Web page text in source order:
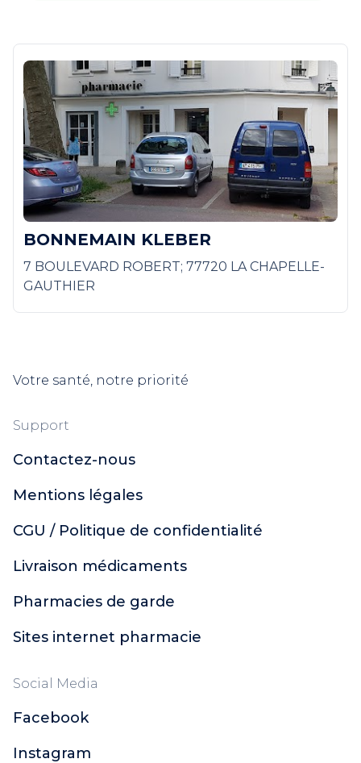
BONNEMAIN KLEBER
7 BOULEVARD ROBERT; 77720 LA CHAPELLE-
GAUTHIER
Votre santé, notre priorité
Support
Contactez-nous
Mentions légales
CGU / Politique de confidentialité
Livraison médicaments
Pharmacies de garde
Sites internet pharmacie
Social Media
Facebook
Instagram